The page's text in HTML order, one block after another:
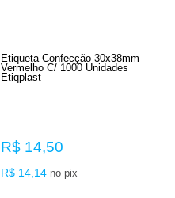
Etiqueta Confecção 30x38mm
Vermelho C/ 1000 Unidades
Etiqplast
R$ 14,50
R$ 14,14 no pix